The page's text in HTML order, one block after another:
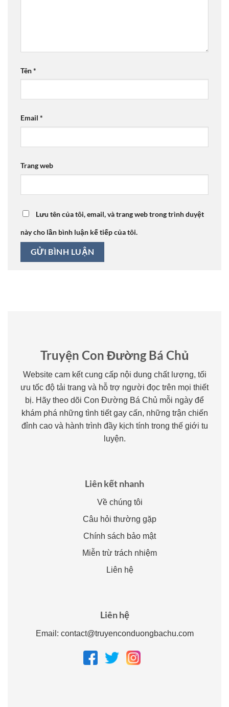
Tên*
Email *
Trang web
Lưu tên của tôi, email, và trang web trong trình duyệt
này cho lần bình luận kế tiếp của tôi.
Truyện Con Đường Bá Chủ
Website cam kết cung cấp nội dung chất lượng, tối
ưu tốc độ tải trang và hỗ trợ người đọc trên mọi thiết
bị. Hãy theo dõi Con Đường Bá Chủ mỗi ngày để
khám phá những tình tiết gay cấn, những trận chiến
đỉnh cao và hành trình đầy kịch tính trong thế giới tu
luyện.
Liên kết nhanh
Về chúng tôi
Câu hỏi thường gặp
Chính sách bảo mật
Miễn trừ trách nhiệm
Liên hệ
Liên hệ
Email: contact@truyenconduongbachu.com